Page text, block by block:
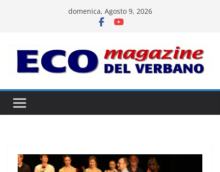
domenica, Agosto 9, 2026